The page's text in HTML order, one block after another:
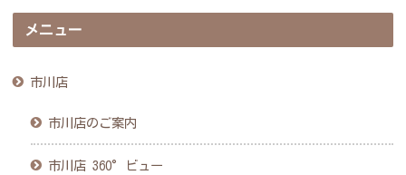
メニュー
市川店
市川店のご案内
市川店 360°ビュー